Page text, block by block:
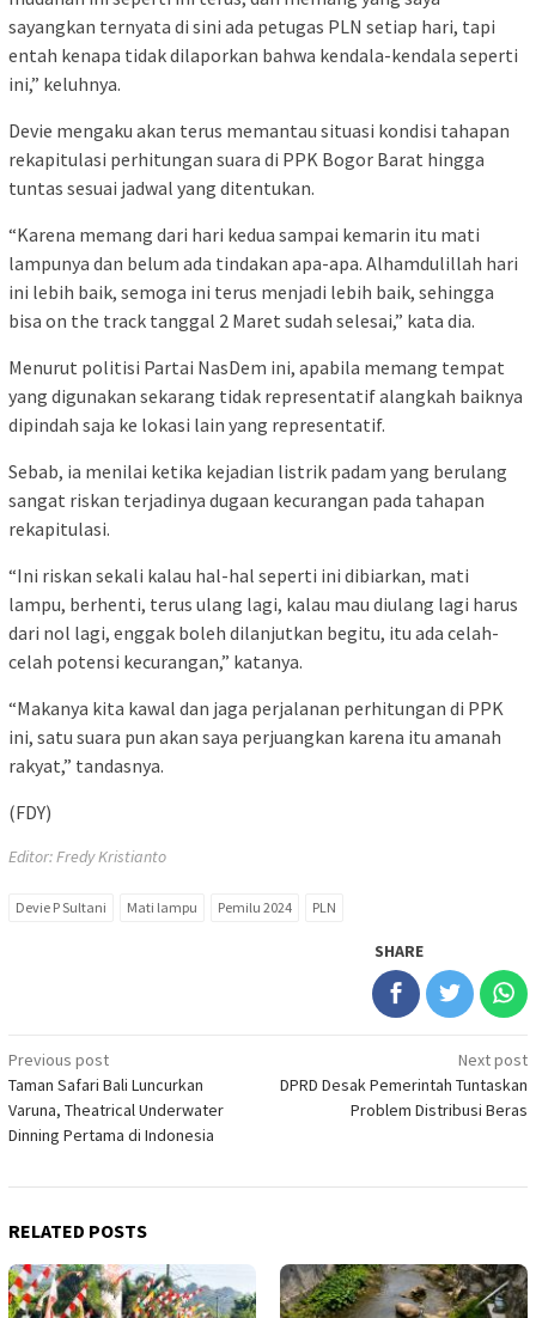
sayangkan ternyata di sini ada petugas PLN setiap hari, tapi
entah kenapa tidak dilaporkan bahwa kendala-kendala seperti
ini,” keluhnya.
Devie mengaku akan terus memantau situasi kondisi tahapan
rekapitulasi perhitungan suara di PPK Bogor Barat hingga
tuntas sesuai jadwal yang ditentukan.
“Karena memang dari hari kedua sampai kemarin itu mati
lampunya dan belum ada tindakan apa-apa. Alhamdulillah hari
ini lebih baik, semoga ini terus menjadi lebih baik, sehingga
bisa on the track tanggal 2 Maret sudah selesai,” kata dia.
Menurut politisi Partai NasDem ini, apabila memang tempat
yang digunakan sekarang tidak representatif alangkah baiknya
dipindah saja ke lokasi lain yang representatif.
Sebab, ia menilai ketika kejadian listrik padam yang berulang
sangat riskan terjadinya dugaan kecurangan pada tahapan
rekapitulasi.
“Ini riskan sekali kalau hal-hal seperti ini dibiarkan, mati
lampu, berhenti, terus ulang lagi, kalau mau diulang lagi harus
dari nol lagi, enggak boleh dilanjutkan begitu, itu ada celah-
celah potensi kecurangan,” katanya.
“Makanya kita kawal dan jaga perjalanan perhitungan di PPK
ini, satu suara pun akan saya perjuangkan karena itu amanah
rakyat,” tandasnya.
(FDY)
Editor: Fredy Kristianto
Devie P Sultani Mati lampu Pemilu 2024 PLN
SHARE
Post
navigation
Previous post
Taman Safari Bali Luncurkan
Varuna, Theatrical Underwater
Dinning Pertama di Indonesia
Next post
DPRD Desak Pemerintah Tuntaskan
Problem Distribusi Beras
RELATED POSTS